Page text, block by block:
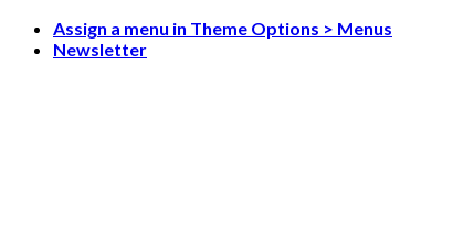
Skip
Assign a menu in Theme Options > Menus
Newsletter